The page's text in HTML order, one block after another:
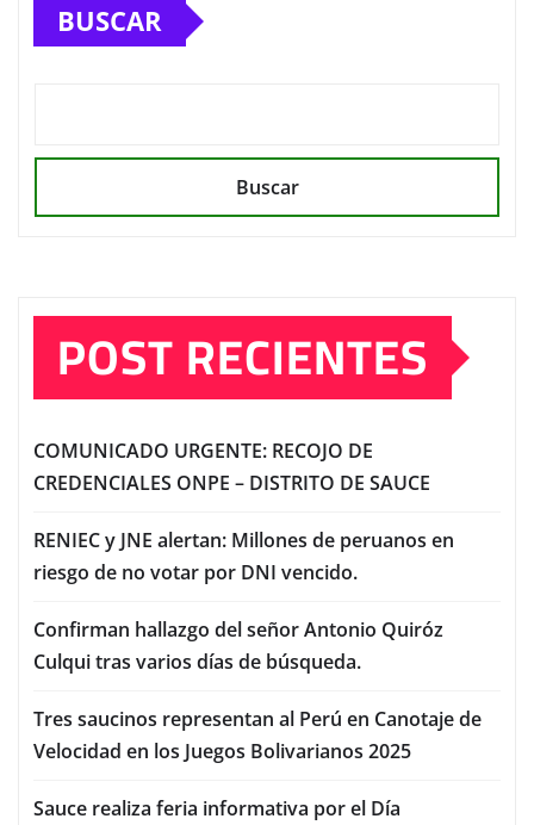
BUSCAR
Buscar
POST RECIENTES
COMUNICADO URGENTE: RECOJO DE
CREDENCIALES ONPE – DISTRITO DE SAUCE
RENIEC y JNE alertan: Millones de peruanos en
riesgo de no votar por DNI vencido.
Confirman hallazgo del señor Antonio Quiróz
Culqui tras varios días de búsqueda.
Tres saucinos representan al Perú en Canotaje de
Velocidad en los Juegos Bolivarianos 2025
Sauce realiza feria informativa por el Día